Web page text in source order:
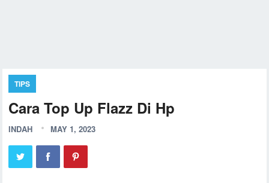
TIPS
Cara Top Up Flazz Di Hp
INDAH MAY 1, 2023